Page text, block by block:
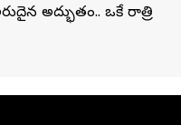
అద్భుతం.. ఒకే రాత్రి